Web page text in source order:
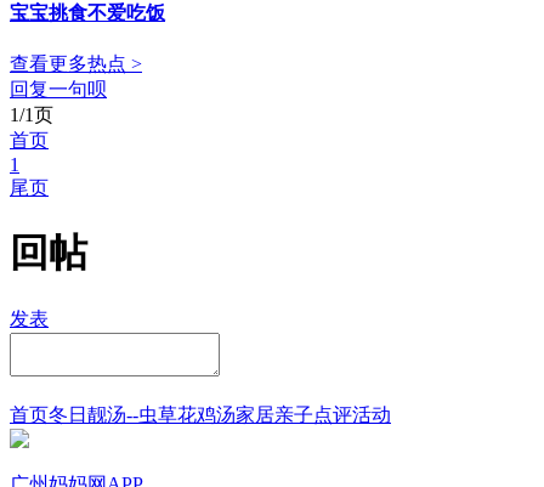
宝宝挑食不爱吃饭
查看更多热点 >
回复一句呗
1/1页
首页
1
尾页
回帖
发表
首页冬日靓汤--虫草花鸡汤家居亲子点评活动